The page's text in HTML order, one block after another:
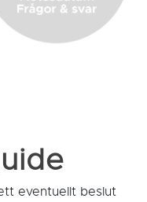
eventuellt beslut